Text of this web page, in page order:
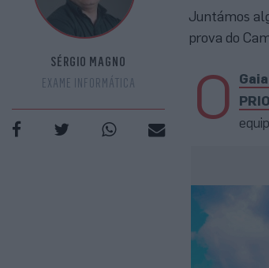
SÉRGIO MAGNO
EXAME INFORMÁTICA
Juntámos
prova do
O